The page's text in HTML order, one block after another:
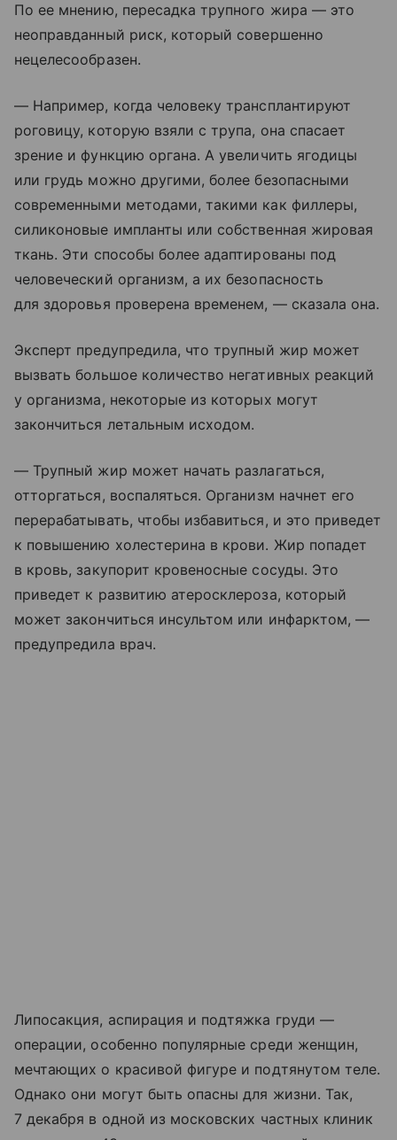
По ее мнению, пересадка трупного жира — это
неоправданный риск, который совершенно
нецелесообразен.
— Например, когда человеку трансплантируют
роговицу, которую взяли с трупа, она спасает
зрение и функцию органа. А увеличить ягодицы
или грудь можно другими, более безопасными
современными методами, такими как филлеры,
силиконовые импланты или собственная жировая
ткань. Эти способы более адаптированы под
человеческий организм, а их безопасность
для здоровья проверена временем, — сказала она.
Эксперт предупредила, что трупный жир может
вызвать большое количество негативных реакций
у организма, некоторые из которых могут
закончиться летальным исходом.
— Трупный жир может начать разлагаться,
отторгаться, воспаляться. Организм начнет его
перерабатывать, чтобы избавиться, и это приведет
к повышению холестерина в крови. Жир попадет
в кровь, закупорит кровеносные сосуды. Это
приведет к развитию атеросклероза, который
может закончиться инсультом или инфарктом, —
предупредила врач.
Липосакция, аспирация и подтяжка груди —
операции, особенно популярные среди женщин,
мечтающих о красивой фигуре и подтянутом теле.
Однако они могут быть опасны для жизни. Так,
7 декабря в одной из московских частных клиник